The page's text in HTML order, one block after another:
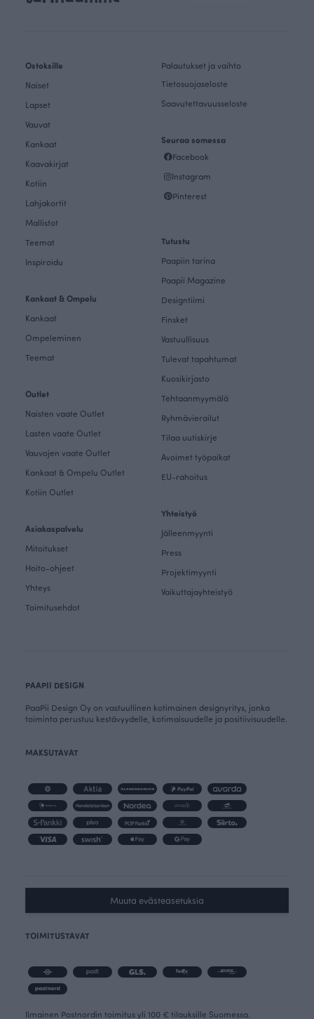
Ostoksille
Naiset
Lapset
Vauvat
Kankaat
Kaavakirjat
Kotiin
Lahjakortit
Mallistot
Teemat
Inspiroidu
Kankaat & Ompelu
Kankaat
Ompeleminen
Teemat
Outlet
Naisten vaate Outlet
Lasten vaate Outlet
Vauvojen vaate Outlet
Kankaat & Ompelu Outlet
Kotiin Outlet
Asiakaspalvelu
Mitoitukset
Hoito-ohjeet
Yhteys
Toimitusehdot
Palautukset ja vaihto
Tietosuojaseloste
Saavutettavuusseloste
Seuraa somessa
Facebook
Instagram
Pinterest
Tutustu
Paapiin tarina
Paapii Magazine
Designtiimi
Finsket
Vastuullisuus
Tulevat tapahtumat
Kuosikirjasto
Tehtaanmyymälä
Ryhmävierailut
Tilaa uutiskirje
Avoimet työpaikat
EU-rahoitus
Yhteistyö
Jälleenmyynti
Press
Projektimyynti
Vaikuttajayhteistyö
PAAPII DESIGN
PaaPii Design Oy on vastuullinen kotimainen designyritys, jonka
toiminta perustuu kestävyydelle, kotimaisuudelle ja positiivisuudelle.
MAKSUTAVAT
Muuta evästeasetuksia
TOIMITUSTAVAT
Ilmainen Postnordin toimitus yli 100 € tilauksille Suomessa.